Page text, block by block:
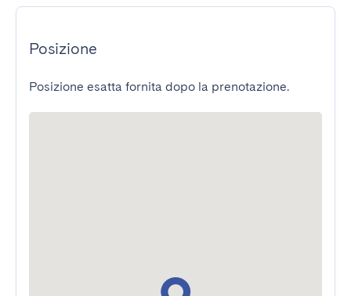
Posizione
Posizione esatta fornita dopo la prenotazione.